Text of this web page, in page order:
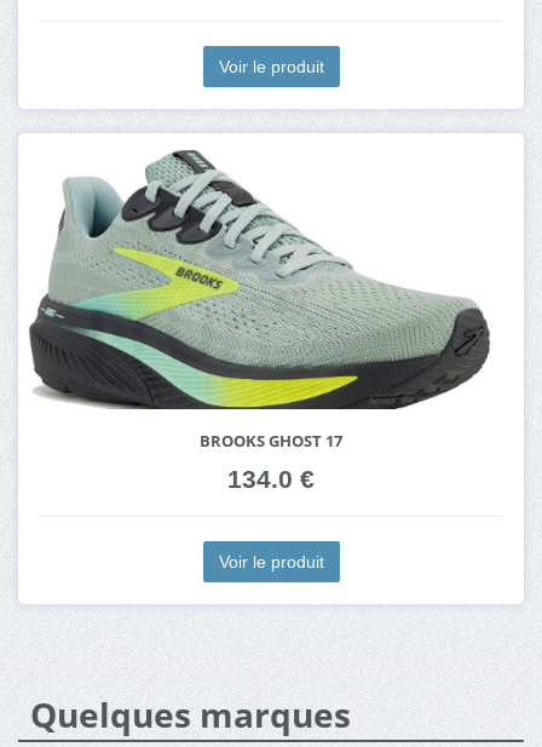
Voir le produit
BROOKS GHOST 17
134.0 €
Voir le produit
Quelques marques